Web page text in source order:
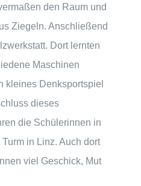
den Raum und
Ziegeln. Anschließend
Dort lernten
Maschinen
kleines Denksportspiel
dieses
die Schülerinnen in
in Linz. Auch dort
viel Geschick, Mut